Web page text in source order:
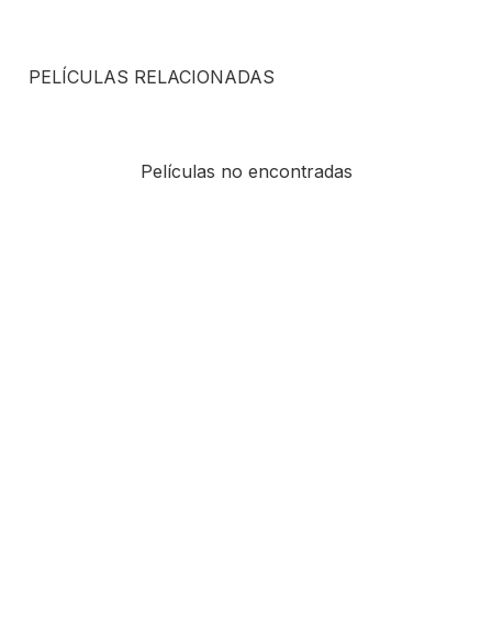
PELÍCULAS RELACIONADAS
Películas no encontradas